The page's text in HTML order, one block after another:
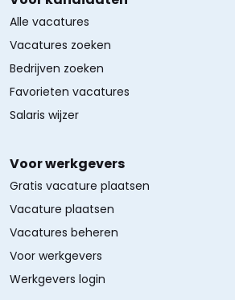
Alle vacatures
Vacatures zoeken
Bedrijven zoeken
Favorieten vacatures
Salaris wijzer
Voor werkgevers
Gratis vacature plaatsen
Vacature plaatsen
Vacatures beheren
Voor werkgevers
Werkgevers login